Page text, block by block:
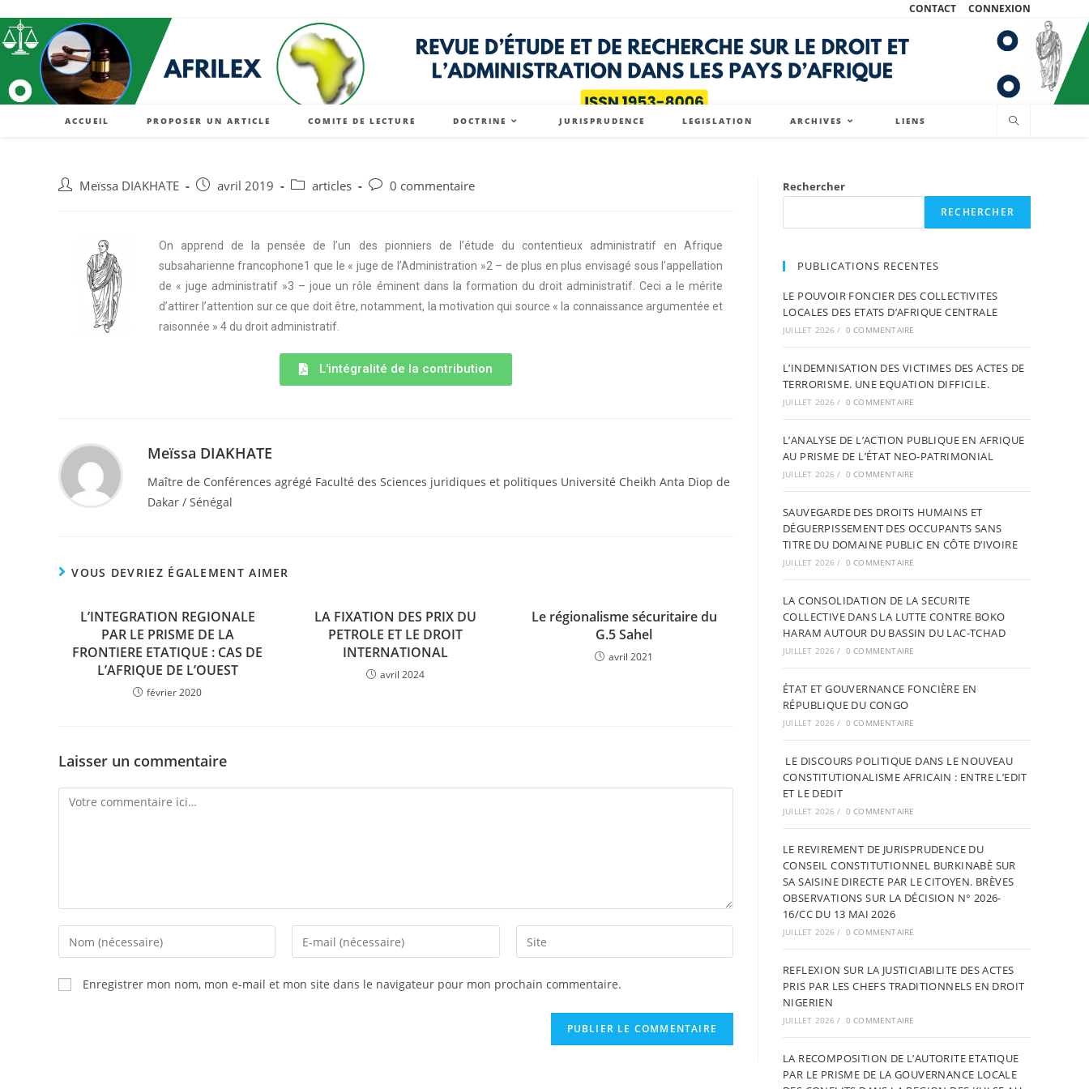
CONTACT CONNEXION
ACCUEIL PROPOSER UN ARTICLE COMITE DE LECTURE DOCTRINE JURISPRUDENCE LEGISLATION ARCHIVES LIENS
Meïssa DIAKHATE avril 2019 articles 0 commentaire
On apprend de la pensée de l’un des pionniers de l’étude du contentieux administratif en Afrique
subsaharienne francophone1 que le « juge de l’Administration »2 – de plus en plus envisagé sous l’appellation
de « juge administratif »3 – joue un rôle éminent dans la formation du droit administratif. Ceci a le mérite
d’attirer l’attention sur ce que doit être, notamment, la motivation qui source « la connaissance argumentée et
raisonnée » 4 du droit administratif.
L'intégralité de la contribution
Meïssa DIAKHATE
Maître de Conférences agrégé Faculté des Sciences juridiques et politiques Université Cheikh Anta Diop de
Dakar / Sénégal
VOUS DEVRIEZ ÉGALEMENT AIMER
L’INTEGRATION REGIONALE
PAR LE PRISME DE LA
FRONTIERE ETATIQUE : CAS DE
L’AFRIQUE DE L’OUEST
février 2020
LA FIXATION DES PRIX DU
PETROLE ET LE DROIT
INTERNATIONAL
avril 2024
Le régionalisme sécuritaire du
G.5 Sahel
avril 2021
Laisser un commentaire
Enregistrer mon nom, mon e-mail et mon site dans le navigateur pour mon prochain commentaire.
Rechercher
RECHERCHER
PUBLICATIONS RECENTES
LE POUVOIR FONCIER DES COLLECTIVITES
LOCALES DES ETATS D’AFRIQUE CENTRALE
JUILLET 2026 / 0 COMMENTAIRE
L’INDEMNISATION DES VICTIMES DES ACTES DE
TERRORISME. UNE EQUATION DIFFICILE.
JUILLET 2026 / 0 COMMENTAIRE
L’ANALYSE DE L’ACTION PUBLIQUE EN AFRIQUE
AU PRISME DE L’ÉTAT NEO-PATRIMONIAL
JUILLET 2026 / 0 COMMENTAIRE
SAUVEGARDE DES DROITS HUMAINS ET
DÉGUERPISSEMENT DES OCCUPANTS SANS
TITRE DU DOMAINE PUBLIC EN CÔTE D’IVOIRE
JUILLET 2026 / 0 COMMENTAIRE
LA CONSOLIDATION DE LA SECURITE
COLLECTIVE DANS LA LUTTE CONTRE BOKO
HARAM AUTOUR DU BASSIN DU LAC-TCHAD
JUILLET 2026 / 0 COMMENTAIRE
ÉTAT ET GOUVERNANCE FONCIÈRE EN
RÉPUBLIQUE DU CONGO
JUILLET 2026 / 0 COMMENTAIRE
LE DISCOURS POLITIQUE DANS LE NOUVEAU
CONSTITUTIONALISME AFRICAIN : ENTRE L’EDIT
ET LE DEDIT
JUILLET 2026 / 0 COMMENTAIRE
LE REVIREMENT DE JURISPRUDENCE DU
CONSEIL CONSTITUTIONNEL BURKINABÈ SUR
SA SAISINE DIRECTE PAR LE CITOYEN. BRÈVES
OBSERVATIONS SUR LA DÉCISION N° 2026-
16/CC DU 13 MAI 2026
JUILLET 2026 / 0 COMMENTAIRE
REFLEXION SUR LA JUSTICIABILITE DES ACTES
PRIS PAR LES CHEFS TRADITIONNELS EN DROIT
NIGERIEN
JUILLET 2026 / 0 COMMENTAIRE
LA RECOMPOSITION DE L’AUTORITE ETATIQUE
PAR LE PRISME DE LA GOUVERNANCE LOCALE